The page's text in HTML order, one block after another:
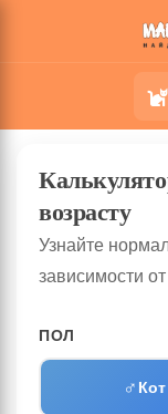
возрасту
Узнайте
зависимости
ПОЛ
♂ Кот